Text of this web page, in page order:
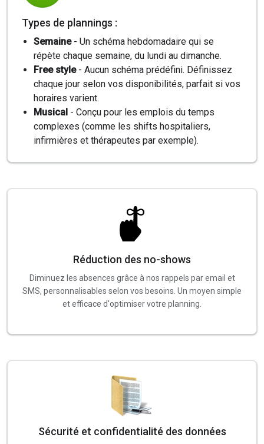
Types de plannings :
Semaine- Un schéma hebdomadaire qui se
répète chaque semaine, du lundi au dimanche.
Free style- Aucun schéma prédéfini. Définissez
chaque jour selon vos disponibilités, parfait si vos
horaires varient.
Musical - Conçu pour les emplois du temps
complexes (comme les shifts hospitaliers,
infirmières et thérapeutes par exemple).
Réduction des no-shows
Diminuez les absences grâce à nos rappels par email et
SMS, personnalisables selon vos besoins. Un moyen simple
et efficace d'optimiser votre planning.
Sécurité et confidentialité des données